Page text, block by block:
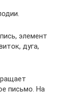
элемент
дуга,
письмо. На